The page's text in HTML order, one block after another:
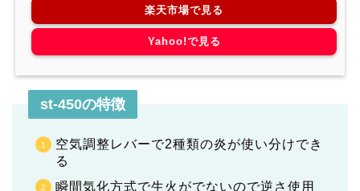
楽天市場で見る
Yahoo!で見る
st-450の特徴
空気調整レバーで2種類の炎が使い分けでき
る
瞬間気化方式で生火がでないので逆さ使用